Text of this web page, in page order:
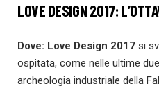
LOVE DESIGN 2017:
Dove: Love Design 2017 si
ospitata, come nelle ultime
archeologia industriale della